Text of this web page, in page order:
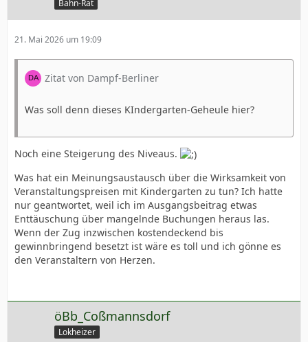
Bahn-Rat
21. Mai 2026 um 19:09
Zitat von Dampf-Berliner
Was soll denn dieses KIndergarten-Geheule hier?
Noch eine Steigerung des Niveaus.
Was hat ein Meinungsaustausch über die Wirksamkeit von
Veranstaltungspreisen mit Kindergarten zu tun? Ich hatte
nur geantwortet, weil ich im Ausgangsbeitrag etwas
Enttäuschung über mangelnde Buchungen heraus las.
Wenn der Zug inzwischen kostendeckend bis
gewinnbringend besetzt ist wäre es toll und ich gönne es
den Veranstaltern von Herzen.
öBb_Coßmannsdorf
Lokheizer